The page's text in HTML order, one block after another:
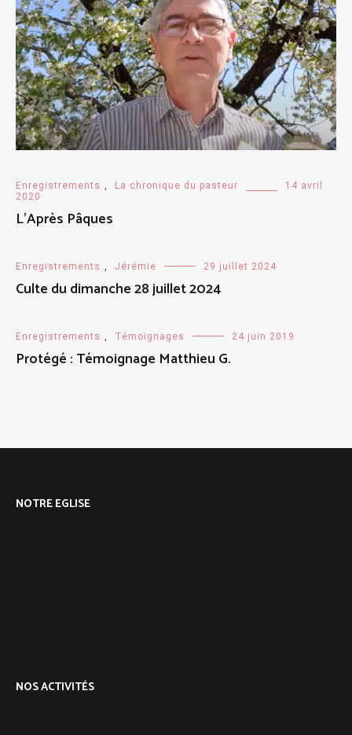
Enregistrements , La chronique du pasteur
14 avril
2020
L’Après Pâques
Enregistrements , Jérémie 29 juillet 2024
Culte du dimanche 28 juillet 2024
Enregistrements , Témoignages 24 juin 2019
Protégé : Témoignage Matthieu G.
NOTRE EGLISE
NOS ACTIVITÉS